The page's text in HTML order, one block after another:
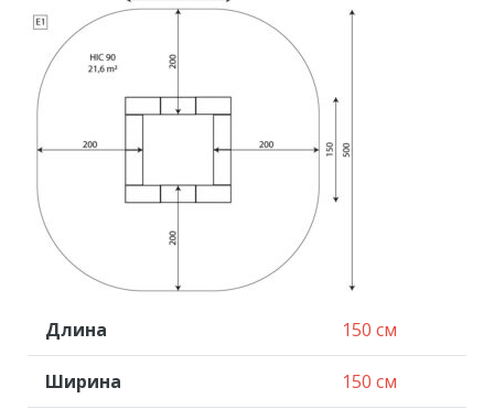
Длина 150 см
Ширина 150 см